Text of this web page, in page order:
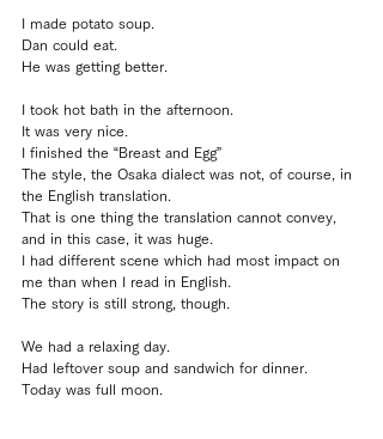
I made potato soup.
Dan could eat.
He was getting better.
I took hot bath in the afternoon.
It was very nice.
I finished the “Breast and Egg”
The style, the Osaka dialect was not, of course, in
the English translation.
That is one thing the translation cannot convey,
and in this case, it was huge.
I had different scene which had most impact on
me than when I read in English.
The story is still strong, though.
We had a relaxing day.
Had leftover soup and sandwich for dinner.
Today was full moon.